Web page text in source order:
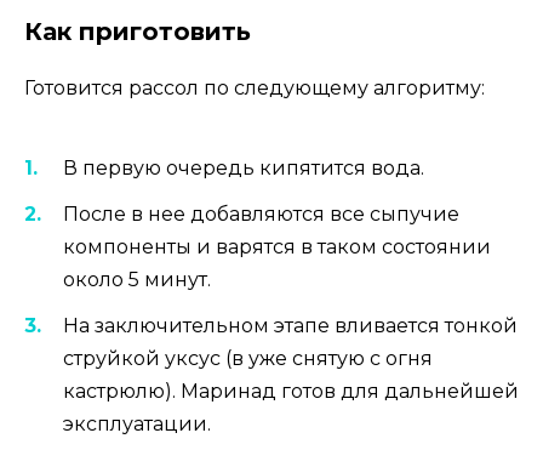
Как приготовить
Готовится рассол по следующему алгоритму:
В первую очередь кипятится вода.
После в нее добавляются все сыпучие
компоненты и варятся в таком состоянии
около 5 минут.
На заключительном этапе вливается тонкой
струйкой уксус (в уже снятую с огня
кастрюлю). Маринад готов для дальнейшей
эксплуатации.